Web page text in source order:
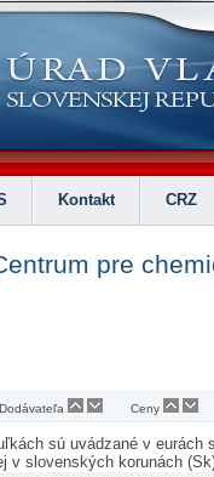
Kontakt CRZ
pre
Dodávateľa Ceny
sú uvádzané v eurách
v slovenských korunách